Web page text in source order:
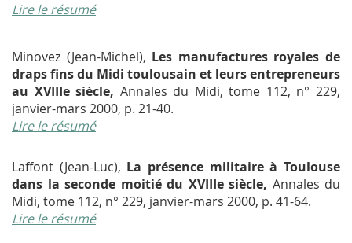
Lire le résumé
Minovez (Jean-Michel), Les manufactures royales de
draps fins du Midi toulousain et leurs entrepreneurs
au XVIIIe siècle, Annales du Midi, tome 112, n° 229,
janvier-mars 2000, p. 21-40.
Lire le résumé
Laffont (Jean-Luc), La présence militaire à Toulouse
dans la seconde moitié du XVIIIe siècle, Annales du
Midi, tome 112, n° 229, janvier-mars 2000, p. 41-64.
Lire le résumé